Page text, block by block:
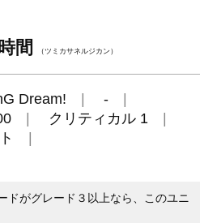
間 （ツミカサネルジカン）
Dream!
-
クリティカル 1
ドがグレード３以上なら、このユニ